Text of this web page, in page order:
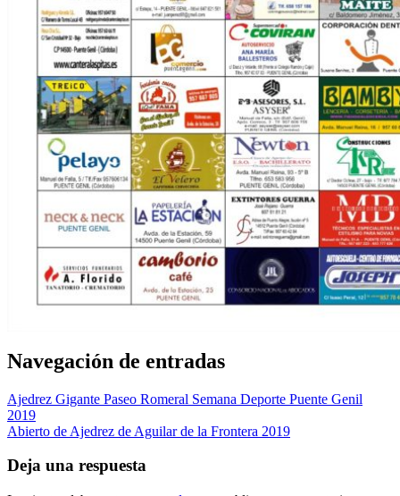
Navegación de entradas
Ajedrez Gigante Paseo Romeral Semana Deporte Puente Genil
2019
Abierto de Ajedrez de Aguilar de la Frontera 2019
Deja una respuesta